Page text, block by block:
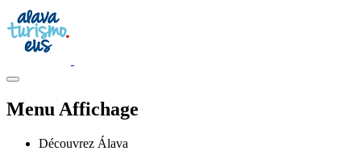
Menu Affichage
Découvrez Álava